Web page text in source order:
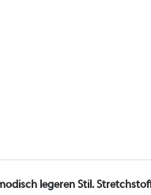
legeren Stil.